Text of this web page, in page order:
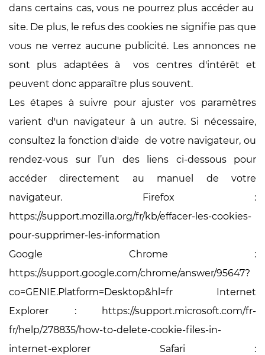
dans certains cas, vous ne pourrez plus accéder au
site. De plus, le refus des cookies ne signifie pas que
vous ne verrez aucune publicité. Les annonces ne
sont plus adaptées à vos centres d'intérêt et
peuvent donc apparaître plus souvent.
Les étapes à suivre pour ajuster vos paramètres
varient d'un navigateur à un autre. Si nécessaire,
consultez la fonction d'aide de votre navigateur, ou
rendez-vous sur l’un des liens ci-dessous pour
accéder directement au manuel de votre
navigateur. Firefox :
https://support.mozilla.org/fr/kb/effacer-les-cookies-
pour-supprimer-les-information
Google Chrome :
https://support.google.com/chrome/answer/95647?
co=GENIE.Platform=Desktop&hl=fr Internet
Explorer : https://support.microsoft.com/fr-
fr/help/278835/how-to-delete-cookie-files-in-
internet-explorer Safari :